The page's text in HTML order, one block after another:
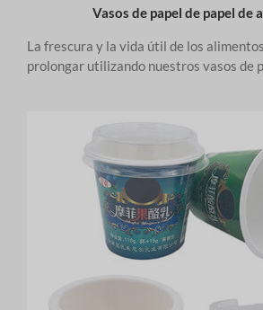
Vasos de papel de papel de
La frescura y la vida útil de los
prolongar utilizando nuestros vasos de